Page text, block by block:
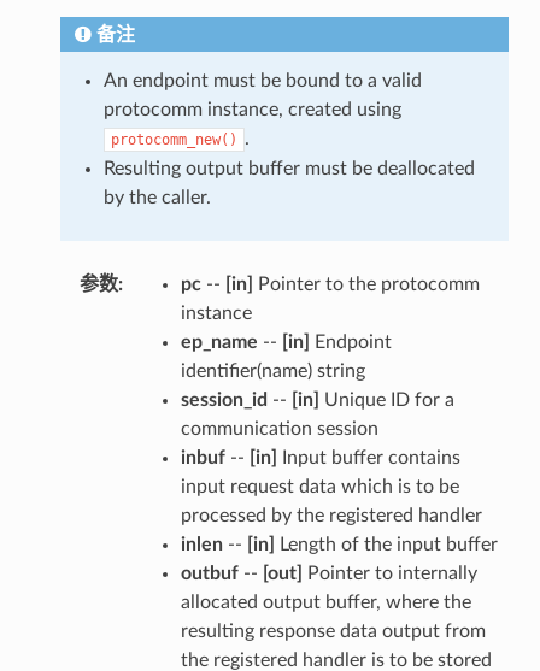
备注
An endpoint must be bound to a valid
protocomm instance, created using
protocomm_new()
.
Resulting output buffer must be deallocated
by the caller.
参数: pc-- [in]
Pointer to the protocomm
instance
ep_name -- [in]
Endpoint
identifier(name) string
session_id -- [in]
Unique ID for a
communication session
inbuf-- [in]
Input buffer contains
input request data which is to be
processed by the registered handler
inlen-- [in]
Length of the input buffer
outbuf-- [out]
Pointer to internally
allocated output buffer, where the
resulting response data output from
the registered handler is to be stored